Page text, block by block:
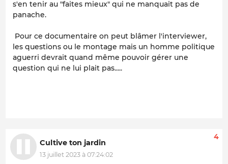
s'en tenir au "faites mieux" qui ne manquait pas de
panache.
Pour ce documentaire on peut blâmer l'interviewer,
les questions ou le montage mais un homme politique
aguerri devrait quand même pouvoir gérer une
question qui ne lui plait pas.....
Cultive ton jardin
13 juillet 2023 à 07:24:02
4